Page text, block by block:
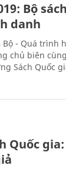
Bộ
danh
Bộ - Quá
chủ biên
Sách Quốc
Quốc